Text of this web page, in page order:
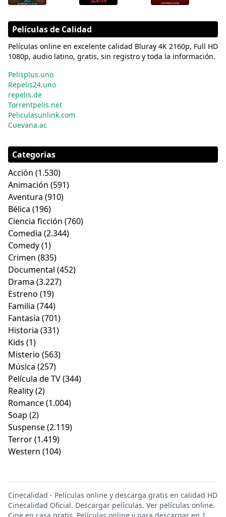
Películas de Calidad
Películas online en excelente calidad Bluray 4K 2160p, Full HD
1080p, audio latino, gratis, sin registro y toda la información.
Pelisplus.uno
Repelis24.uno
repelis.de
Torrentpelis.net
Peliculasunlink.com
Cuevana.ac
Categorias
Acción (1.530)
Animación (591)
Aventura (910)
Bélica (196)
Ciencia ficción (760)
Comedia (2.344)
Comedy(1)
Crimen (835)
Documental (452)
Drama (3.227)
Estreno (19)
Familia (744)
Fantasía (701)
Historia (331)
Kids (1)
Misterio (563)
Música (257)
Película de TV(344)
Reality(2)
Romance(1.004)
Soap (2)
Suspense(2.119)
Terror(1.419)
Western (104)
Cinecalidad - Películas online y descarga gratis en calidad HD
Cinecalidad Oficial. Descargar películas. Ver películas online.